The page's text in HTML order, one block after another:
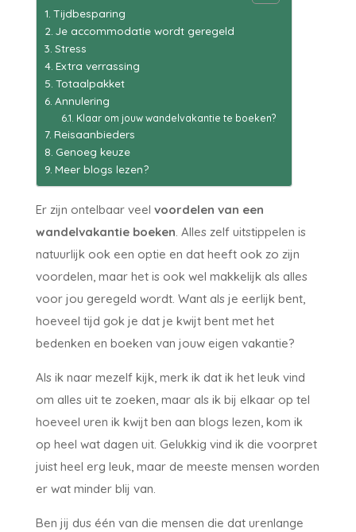
Tijdbesparing
Je accommodatie wordt geregeld
Stress
Extra verrassing
Totaalpakket
Annulering
Klaar om jouw wandelvakantie te boeken?
Reisaanbieders
Genoeg keuze
Meer blogs lezen?
Er zijn ontelbaar veel voordelen van een
wandelvakantie boeken. Alles zelf uitstippelen is
natuurlijk ook een optie en dat heeft ook zo zijn
voordelen, maar het is ook wel makkelijk als alles
voor jou geregeld wordt. Want als je eerlijk bent,
hoeveel tijd gok je dat je kwijt bent met het
bedenken en boeken van jouw eigen vakantie?
Als ik naar mezelf kijk, merk ik dat ik het leuk vind
om alles uit te zoeken, maar als ik bij elkaar op tel
hoeveel uren ik kwijt ben aan blogs lezen, kom ik
op heel wat dagen uit. Gelukkig vind ik die voorpret
juist heel erg leuk, maar de meeste mensen worden
er wat minder blij van.
Ben jij dus één van die mensen die dat urenlange